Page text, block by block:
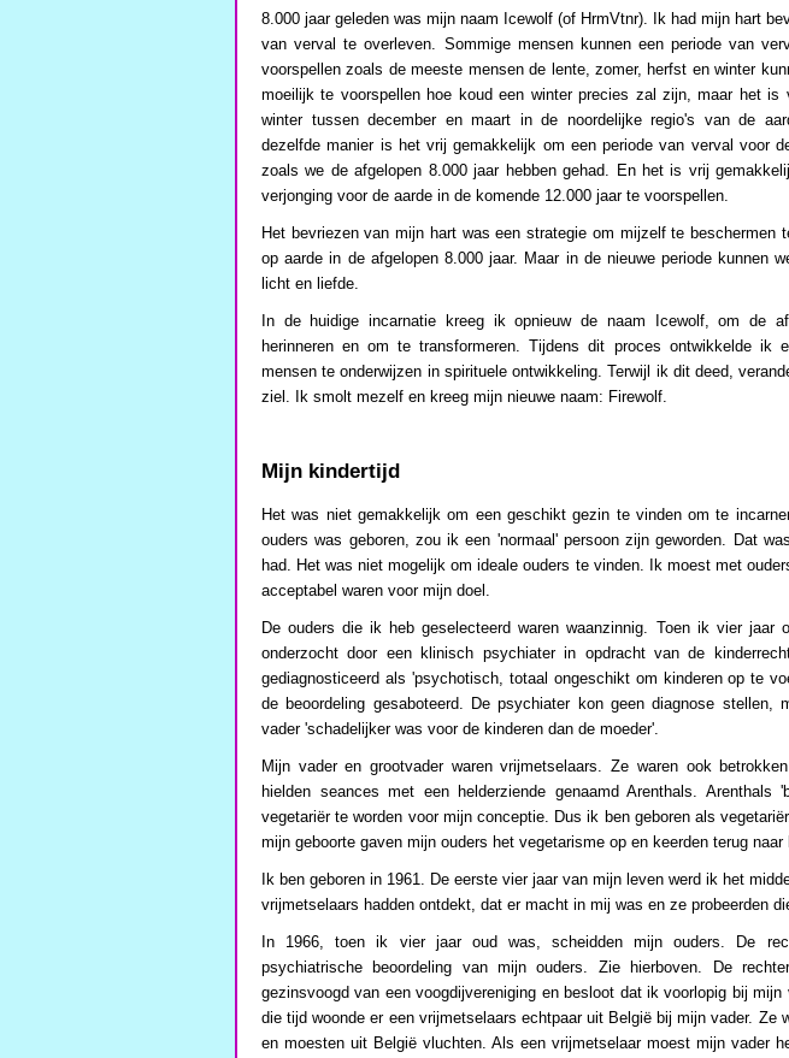
8.000 jaar geleden was mijn naam Icewolf (of HrmVtnr). Ik had mijn hart
van verval te overleven. Sommige mensen kunnen een periode van
voorspellen zoals de meeste mensen de lente, zomer, herfst en winter
moeilijk te voorspellen hoe koud een winter precies zal zijn, maar het is
winter tussen december en maart in de noordelijke regio's van de
dezelfde manier is het vrij gemakkelijk om een periode van verval voor
zoals we de afgelopen 8.000 jaar hebben gehad. En het is vrij
verjonging voor de aarde in de komende 12.000 jaar te voorspellen.
Het bevriezen van mijn hart was een strategie om mijzelf te beschermen
op aarde in de afgelopen 8.000 jaar. Maar in de nieuwe periode kunnen
licht en liefde.
In de huidige incarnatie kreeg ik opnieuw de naam Icewolf, om de
herinneren en om te transformeren. Tijdens dit proces ontwikkelde ik
mensen te onderwijzen in spirituele ontwikkeling. Terwijl ik dit deed,
ziel. Ik smolt mezelf en kreeg mijn nieuwe naam: Firewolf.
Mijn kindertijd
Het was niet gemakkelijk om een geschikt gezin te vinden om te
ouders was geboren, zou ik een 'normaal' persoon zijn geworden. Dat
had. Het was niet mogelijk om ideale ouders te vinden. Ik moest met
acceptabel waren voor mijn doel.
De ouders die ik heb geselecteerd waren waanzinnig. Toen ik vier jaar
onderzocht door een klinisch psychiater in opdracht van de
gediagnosticeerd als 'psychotisch, totaal ongeschikt om kinderen op te
de beoordeling gesaboteerd. De psychiater kon geen diagnose stellen,
vader 'schadelijker was voor de kinderen dan de moeder'.
Mijn vader en grootvader waren vrijmetselaars. Ze waren ook
hielden seances met een helderziende genaamd Arenthals. Arenthals
vegetariër te worden voor mijn conceptie. Dus ik ben geboren als
mijn geboorte gaven mijn ouders het vegetarisme op en keerden terug
Ik ben geboren in 1961. De eerste vier jaar van mijn leven werd ik het
vrijmetselaars hadden ontdekt, dat er macht in mij was en ze probeerden
In 1966, toen ik vier jaar oud was, scheidden mijn ouders. De
psychiatrische beoordeling van mijn ouders. Zie hierboven. De
gezinsvoogd van een voogdijvereniging en besloot dat ik voorlopig bij
die tijd woonde er een vrijmetselaars echtpaar uit België bij mijn vader. Ze
en moesten uit België vluchten. Als een vrijmetselaar moest mijn vader